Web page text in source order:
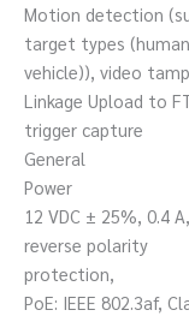
Motion detection
target types
vehicle)), video
Linkage Upload to
trigger capture
General
Power
12 VDC ± 25%, 0.4
reverse polarity
protection,
PoE: IEEE 802.3af,